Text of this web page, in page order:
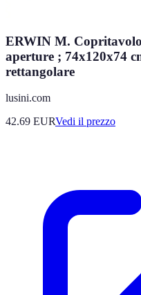
ERWIN M.
aperture ; 74x120x74
rettangolare
lusini.com
42.69 EURVedi il prezzo